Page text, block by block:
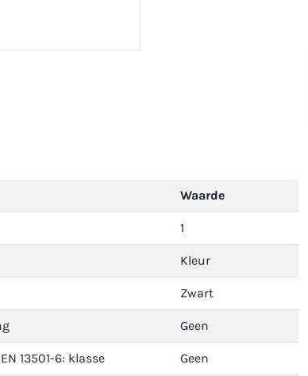
Waarde
1
Kleur
Zwart
Geen
13501-6: klasse Geen